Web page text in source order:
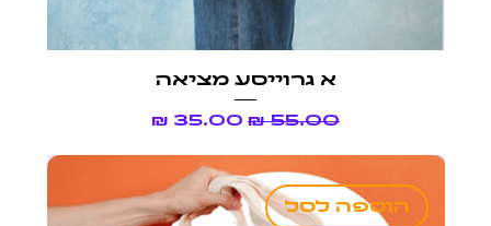
א גרוייסע מציאה
מחיר רגילמחיר מבצע
הוספה לסל